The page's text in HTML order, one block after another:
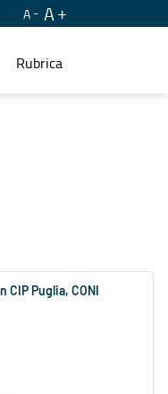
A A
Rubrica
Puglia, CONI